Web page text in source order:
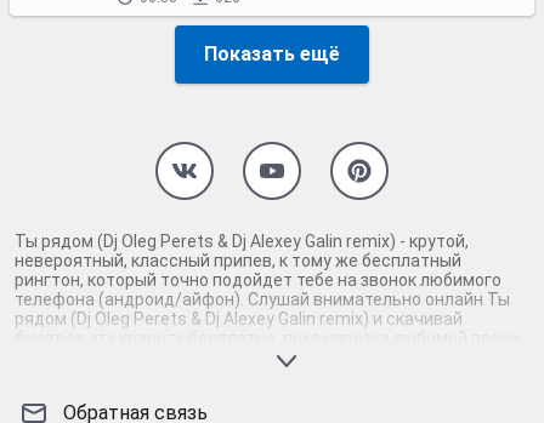
Показать ещё
Ты рядом (Dj Oleg Perets & Dj Alexey Galin remix) - крутой,
невероятный, классный припев, к тому же бесплатный
рингтон, который точно подойдет тебе на звонок любимого
телефона (андроид/айфон). Слушай внимательно онлайн Ты
рядом (Dj Oleg Perets & Dj Alexey Galin remix) и скачивай
быстрее эту красоту бесплатно, пока нарезка любимой песни
не играет шикарной мелодией у каждого второго на звонке.
рядом (Dj Oleg Perets & Dj Alexey Galin remix). Кроме того, ты
Обратная связь